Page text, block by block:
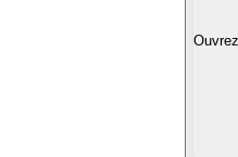
Achetez les
Convertissez vos